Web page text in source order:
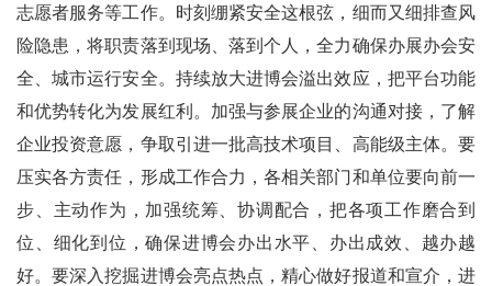
志愿者服务等工作。时刻绷紧安全这根弦，细而又细排查风
险隐患，将职责落到现场、落到个人，全力确保办展办会安
全、城市运行安全。持续放大进博会溢出效应，把平台功能
和优势转化为发展红利。加强与参展企业的沟通对接，了解
企业投资意愿，争取引进一批高技术项目、高能级主体。要
压实各方责任，形成工作合力，各相关部门和单位要向前一
步、主动作为，加强统筹、协调配合，把各项工作磨合到
位、细化到位，确保进博会办出水平、办出成效、越办越
好。要深入挖掘进博会亮点热点，精心做好报道和宣介，进